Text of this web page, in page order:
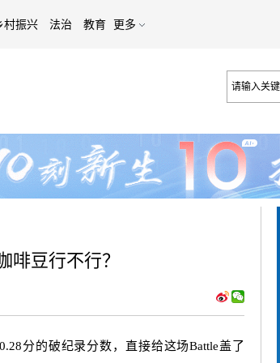
村振兴 法治 教育 更多
啡豆行不行？
分的破纪录分数，直接给这场Battle盖了